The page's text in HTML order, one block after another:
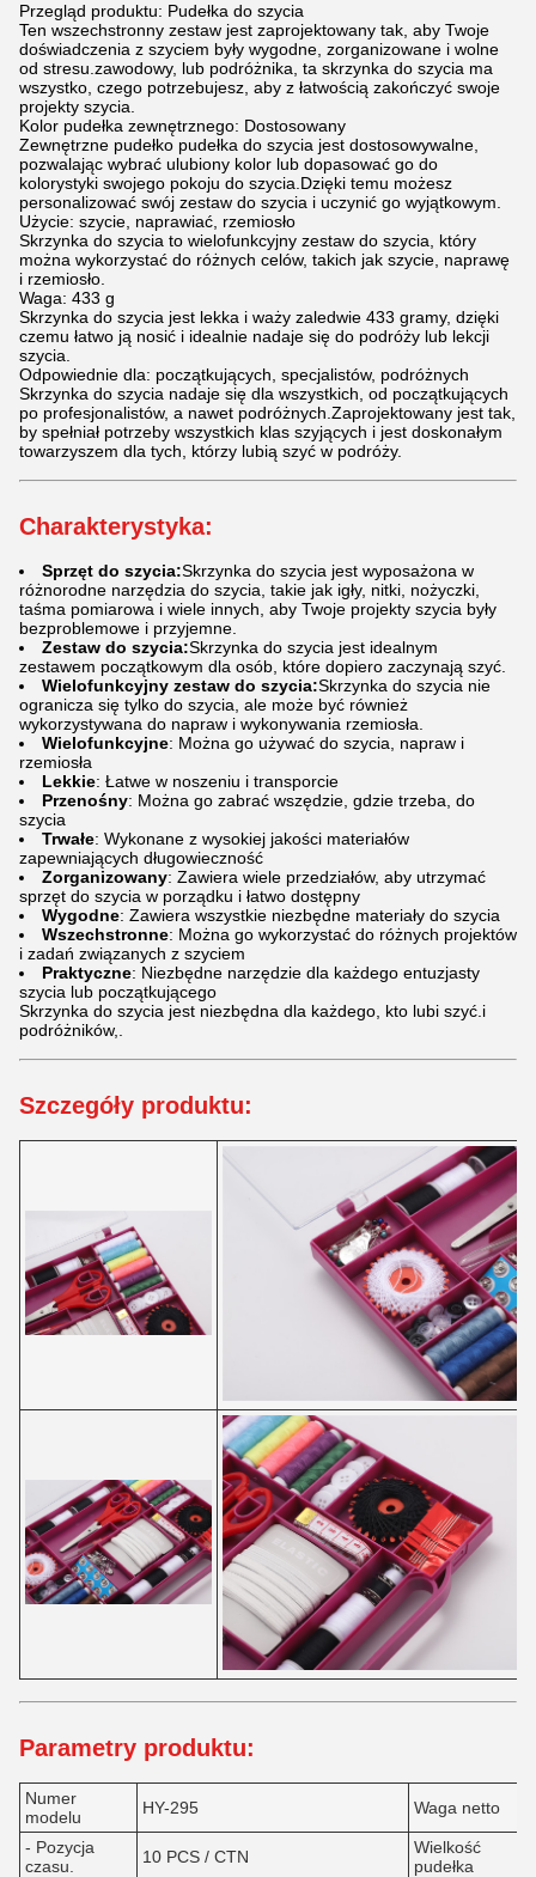
Przegląd produktu: Pudełka do szycia
Ten wszechstronny zestaw jest zaprojektowany tak, aby Twoje
doświadczenia z szyciem były wygodne, zorganizowane i wolne
od stresu.zawodowy, lub podróżnika, ta skrzynka do szycia ma
wszystko, czego potrzebujesz, aby z łatwością zakończyć swoje
projekty szycia.
Kolor pudełka zewnętrznego: Dostosowany
Zewnętrzne pudełko pudełka do szycia jest dostosowywalne,
pozwalając wybrać ulubiony kolor lub dopasować go do
kolorystyki swojego pokoju do szycia.Dzięki temu możesz
personalizować swój zestaw do szycia i uczynić go wyjątkowym.
Użycie: szycie, naprawiać, rzemiosło
Skrzynka do szycia to wielofunkcyjny zestaw do szycia, który
można wykorzystać do różnych celów, takich jak szycie, naprawę
i rzemiosło.
Waga: 433 g
Skrzynka do szycia jest lekka i waży zaledwie 433 gramy, dzięki
czemu łatwo ją nosić i idealnie nadaje się do podróży lub lekcji
szycia.
Odpowiednie dla: początkujących, specjalistów, podróżnych
Skrzynka do szycia nadaje się dla wszystkich, od początkujących
po profesjonalistów, a nawet podróżnych.Zaprojektowany jest tak,
by spełniał potrzeby wszystkich klas szyjących i jest doskonałym
towarzyszem dla tych, którzy lubią szyć w podróży.
Charakterystyka:
Sprzęt do szycia:Skrzynka do szycia jest wyposażona w
różnorodne narzędzia do szycia, takie jak igły, nitki, nożyczki,
taśma pomiarowa i wiele innych, aby Twoje projekty szycia były
bezproblemowe i przyjemne.
Zestaw do szycia:Skrzynka do szycia jest idealnym
zestawem początkowym dla osób, które dopiero zaczynają szyć.
Wielofunkcyjny zestaw do szycia:Skrzynka do szycia nie
ogranicza się tylko do szycia, ale może być również
wykorzystywana do napraw i wykonywania rzemiosła.
Wielofunkcyjne: Można go używać do szycia, napraw i
rzemiosła
Lekkie: Łatwe w noszeniu i transporcie
Przenośny: Można go zabrać wszędzie, gdzie trzeba, do
szycia
Trwałe: Wykonane z wysokiej jakości materiałów
zapewniających długowieczność
Zorganizowany: Zawiera wiele przedziałów, aby utrzymać
sprzęt do szycia w porządku i łatwo dostępny
Wygodne: Zawiera wszystkie niezbędne materiały do szycia
Wszechstronne: Można go wykorzystać do różnych projektów
i zadań związanych z szyciem
Praktyczne: Niezbędne narzędzie dla każdego entuzjasty
szycia lub początkującego
Skrzynka do szycia jest niezbędna dla każdego, kto lubi szyć.i
podróżników,.
Szczegóły produktu:
Parametry produktu:
Numer
modelu
HY-295 Waga netto
- Pozycja
czasu.
10 PCS / CTN
Wielkość
pudełka